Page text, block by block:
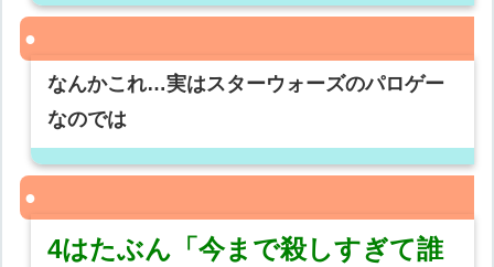
なんかこれ…実はスターウォーズのパロゲー
なのでは
4はたぶん「今まで殺しすぎて誰